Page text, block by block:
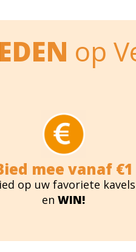
op
mee vanaf €1
op uw favoriete kavels
enWIN!